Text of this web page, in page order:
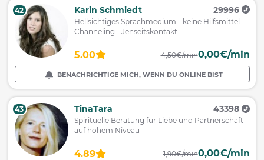
42 Karin Schmiedt 29996
Hellsichtiges Sprachmedium - keine Hilfsmittel -
Channeling - Jenseitskontakt
5.00 4,50€/min0,00€/min
BENACHRICHTIGE MICH, WENN DU ONLINE BIST
43 TinaTara 43398
Spirituelle Beratung für Liebe und Partnerschaft
auf hohem Niveau
4.89 1,90€/min0,00€/min